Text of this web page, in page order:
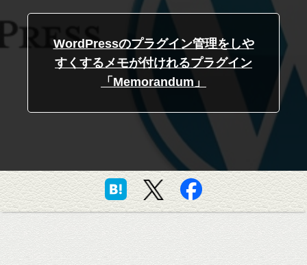
WordPressのプラグイン管理をしや
すくするメモが付けれるプラグイン
「Memorandum」